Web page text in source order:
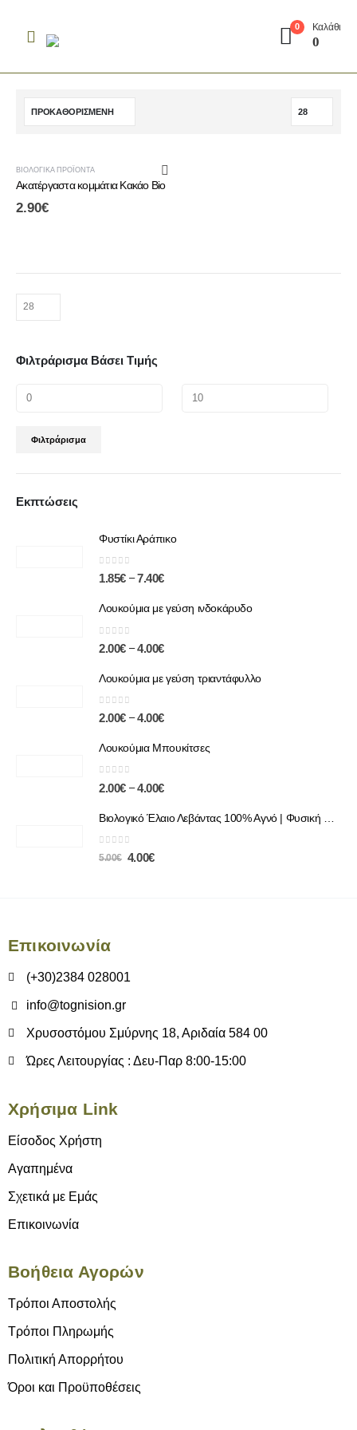
0 Καλάθι
0
ΒΙΟΛΟΓΙΚΆ ΠΡΟΪΌΝΤΑ
Ακατέργαστα κομμάτια Κακάο Bio
2.90€
Φιλτράρισμα Βάσει Τιμής
Φιλτράρισμα
Εκπτώσεις
Φυστίκι Αράπικο
0 out of 5
1.85€ – 7.40€
Λουκούμια με γεύση ινδοκάρυδο
0out of 5
2.00€ – 4.00€
Λουκούμια με γεύση τριαντάφυλλο
0out of 5
2.00€ – 4.00€
Λουκούμια Μπουκίτσες
0out of 5
2.00€ – 4.00€
0 out of 5
5.00€ 4.00€
Επικοινωνία
(+30)2384 028001
info@tognision.gr
Χρυσοστόμου Σμύρνης 18, Αριδαία 584 00
Ώρες Λειτουργίας : Δευ-Παρ 8:00-15:00
Χρήσιμα Link
Είσοδος Χρήστη
Αγαπημένα
Σχετικά με Εμάς
Επικοινωνία
Βοήθεια Αγορών
Τρόποι Αποστολής
Τρόποι Πληρωμής
Πολιτική Απορρήτου
Όροι και Προϋποθέσεις